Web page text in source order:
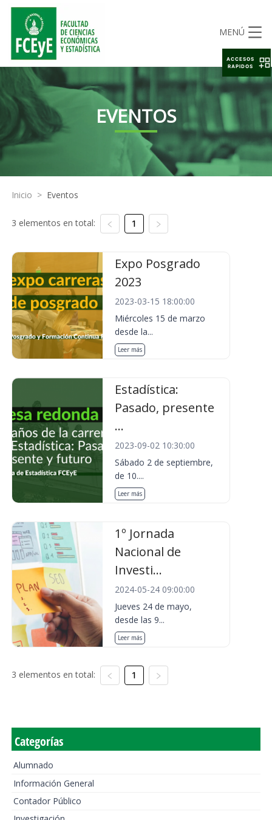
MENÚ
EVENTOS
Inicio > Eventos
3 elementos en total: 1
Expo Posgrado
2023
2023-03-15 18:00:00
Miércoles 15 de marzo
desde la...
Leer más
Estadística:
Pasado, presente
...
2023-09-02 10:30:00
Sábado 2 de septiembre,
de 10....
Leer más
1º Jornada
Nacional de
Investi...
2024-05-24 09:00:00
Jueves 24 de mayo,
desde las 9...
Leer más
3 elementos en total: 1
Categorías
Alumnado
Información General
Contador Público
ACCESOS
RAPIDOS